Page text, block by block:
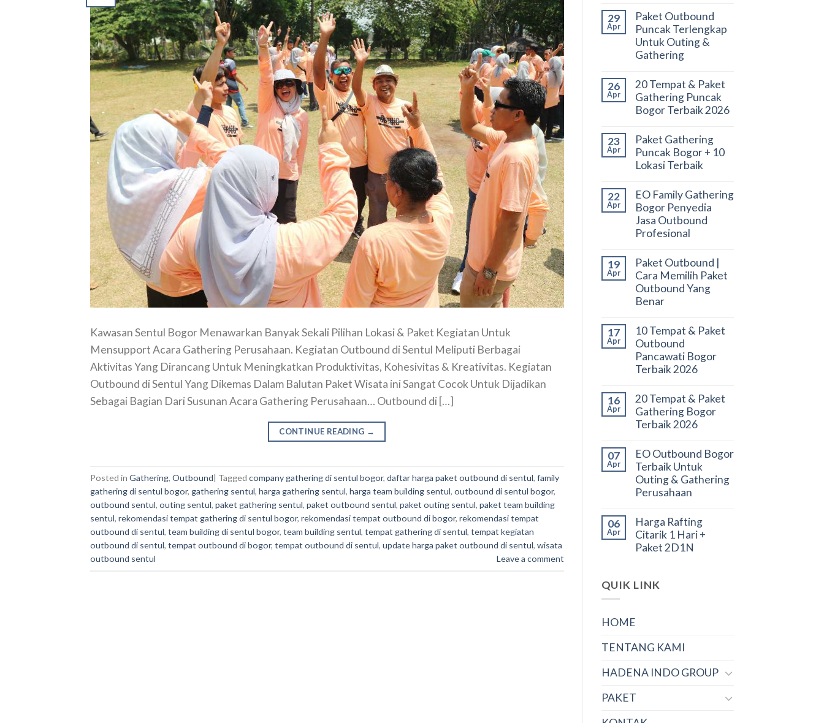
Kawasan Sentul Bogor Menawarkan Banyak Sekali Pilihan Lokasi & Paket Kegiatan Untuk
Mensupport Acara Gathering Perusahaan. Kegiatan Outbound di Sentul Meliputi Berbagai
Aktivitas Yang Dirancang Untuk Meningkatkan Produktivitas, Kohesivitas & Kreativitas. Kegiatan
Outbound di Sentul Yang Dikemas Dalam Balutan Paket Wisata ini Sangat Cocok Untuk Dijadikan
Sebagai Bagian Dari Susunan Acara Gathering Perusahaan… Outbound di […]
CONTINUE READING →
Posted in Gathering, Outbound| Tagged company gathering di sentul bogor, daftar harga paket outbound di sentul, family
gathering di sentul bogor, gathering sentul, harga gathering sentul, harga team building sentul, outbound di sentul bogor,
outbound sentul, outing sentul, paket gathering sentul, paket outbound sentul, paket outing sentul, paket team building
sentul, rekomendasi tempat gathering di sentul bogor, rekomendasi tempat outbound di bogor, rekomendasi tempat
outbound di sentul, team building di sentul bogor, team building sentul, tempat gathering di sentul, tempat kegiatan
outbound di sentul, tempat outbound di bogor, tempat outbound di sentul, update harga paket outbound di sentul, wisata
outbound sentul
Leave a comment
29
Apr
Paket Outbound
Puncak Terlengkap
Untuk Outing &
Gathering
26
Apr
20 Tempat & Paket
Gathering Puncak
Bogor Terbaik 2026
23
Apr
Paket Gathering
Puncak Bogor + 10
Lokasi Terbaik
22
Apr
EO Family Gathering
Bogor Penyedia
Jasa Outbound
Profesional
19
Apr
Paket Outbound |
Cara Memilih Paket
Outbound Yang
Benar
17
Apr
10 Tempat & Paket
Outbound
Pancawati Bogor
Terbaik 2026
16
Apr
20 Tempat & Paket
Gathering Bogor
Terbaik 2026
07
Apr
EO Outbound Bogor
Terbaik Untuk
Outing & Gathering
Perusahaan
06
Apr
Harga Rafting
Citarik 1 Hari +
Paket 2D1N
QUIK LINK
HOME
TENTANG KAMI
HADENA INDO GROUP
PAKET